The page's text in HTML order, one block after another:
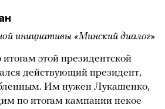
инициативы «Минский диалог»
этой президентской
действующий президент,
Им нужен Лукашенко,
по итогам кампании некое